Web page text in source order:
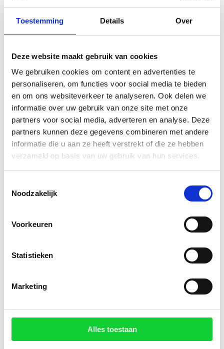
Toestemming Details Over
Deze website maakt gebruik van cookies
We gebruiken cookies om content en advertenties te
personaliseren, om functies voor social media te bieden
en om ons websiteverkeer te analyseren. Ook delen we
informatie over uw gebruik van onze site met onze
partners voor social media, adverteren en analyse. Deze
partners kunnen deze gegevens combineren met andere
informatie die u aan ze heeft verstrekt of die ze hebben
verzameld op basis van uw gebruik van hun services.
Noodzakelijk
Voorkeuren
Statistieken
Marketing
Alles toestaan
Cent Pur Cent Lash Primer Le
Merveilleux Peach 7,5ml
€ 24,99 incl. BTW
Bekijk product Toevoegen aan winkelwagen
Caudalie Vinopure Set Serum &
Reinigingsgel 150 ml gratis
€ 21,99 incl. BTW
Bekijk productToevoegen aan winkelwagen
Creme 30ml
Huidige prijs is:
€ 14,13. incl. BTW
Oral B Tandenb 3d White 35m + 15ml